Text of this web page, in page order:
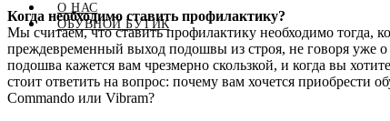
О НАС
ОБУВНОЙ БУТИК
Когда необходимо ставить профилактику?
Мы считаем, что ставить профилактику необходимо тогда,
преждевременный выход подошвы из строя, не говоря уже
подошва кажется вам чрезмерно скользкой, и когда вы
стоит ответить на вопрос: почему вам хочется
Commando или Vibram?